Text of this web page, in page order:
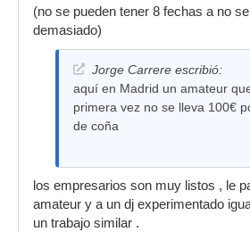
(no se pueden tener 8 fechas a no
demasiado)
Jorge Carrere escribió:
aquí en Madrid un amateur
primera vez no se lleva 100€
de coña
los empresarios son muy listos , le
amateur y a un dj experimentado
un trabajo similar .